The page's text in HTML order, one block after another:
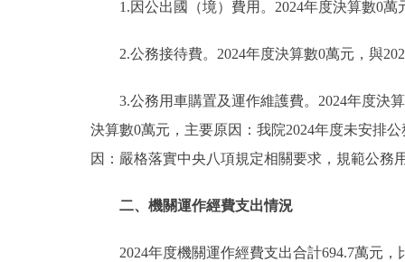
1.因公出國（境）費用。2024年度決算數0
2.公務接待費。2024年度決算數0萬元，與
3.公務用車購置及運作維護費。2024年度決
決算數0萬元，主要原因：我院2024年度未安排
因：嚴格落實中央八項規定相關要求，規範公務
二、機關運作經費支出情況
2024年度機關運作經費支出合計694.7萬元